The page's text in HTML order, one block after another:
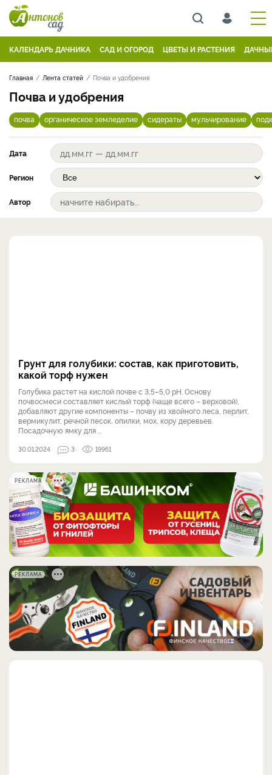
КАЛЕНДАРЬ ДАЧНИКА САД И ОГОРОД ЦВЕТЫ И РАСТЕНИЯ
Главная Лента статей Почва и удобрения
Почва и удобрения
почва органическое земледелие сидераты мульчирование
Дата
Регион
Автор
Грунт для голубики: состав, как приготовить,
какой торф нужен
Голубика растет на кислой почве с 3,5–5,0 рН. Основу
почвосмеси составляет кислый торф (чаще всего – верховой),
добавляют другие компоненты – почву из хвойного леса, перлит,
вермикулит, речной песок, опилки, мох, кору деревьев.
Посадочную ямку для ...
30.01.2024 3 19961
РЕКЛАМА
РЕКЛАМА